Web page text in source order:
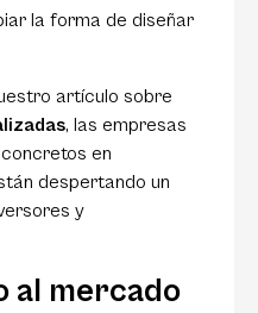
la forma de diseñar
artículo sobre
, las empresas
en
despertando un
y
al mercado